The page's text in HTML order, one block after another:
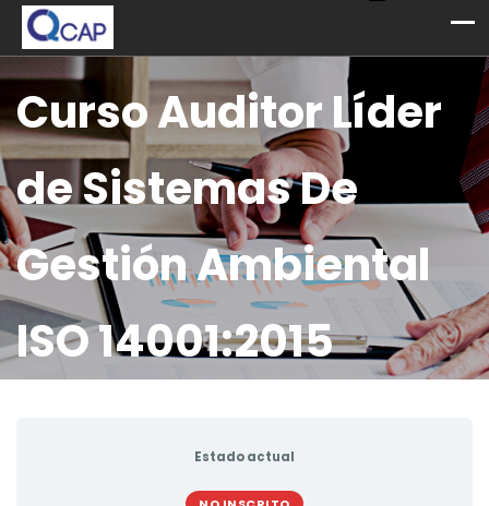
Curso Auditor Líder
de Sistemas De
Gestión Ambiental
ISO 14001:2015
Estado actual